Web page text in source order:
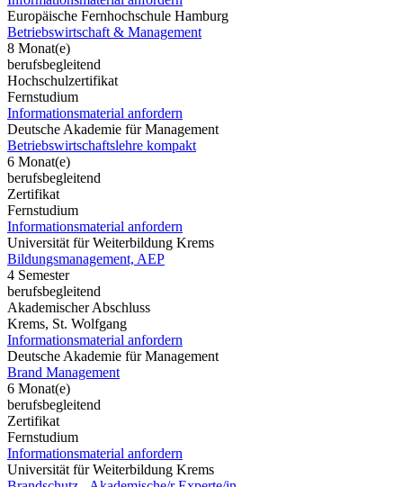
Europäische Fernhochschule Hamburg
Betriebswirtschaft & Management
8 Monat(e)
berufsbegleitend
Hochschulzertifikat
Fernstudium
Informationsmaterial anfordern
Deutsche Akademie für Management
Betriebswirtschaftslehre kompakt
6 Monat(e)
berufsbegleitend
Zertifikat
Fernstudium
Informationsmaterial anfordern
Universität für Weiterbildung Krems
Bildungsmanagement, AEP
4 Semester
berufsbegleitend
Akademischer Abschluss
Krems, St. Wolfgang
Informationsmaterial anfordern
Deutsche Akademie für Management
Brand Management
6 Monat(e)
berufsbegleitend
Zertifikat
Fernstudium
Informationsmaterial anfordern
Universität für Weiterbildung Krems